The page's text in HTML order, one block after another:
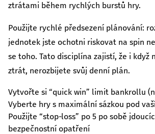
ztrátami během rychlých burstů hry.
Použijte rychlé předsezení plánování:
jednotek jste ochotni riskovat na spin
se toho. Tato disciplína zajistí, že i když
ztrát, nerozbijete svůj denní plán.
Vytvořte si “quick win” limit bankrollu
Vyberte hry s maximální sázkou pod
Použijte “stop‑loss” po 5 po sobě
bezpečnostní opatření